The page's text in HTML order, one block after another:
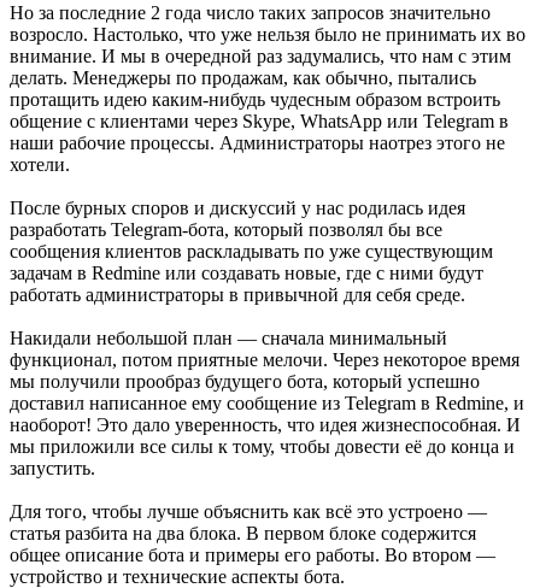
Но за последние 2 года число таких запросов значительно
возросло. Настолько, что уже нельзя было не принимать их во
внимание. И мы в очередной раз задумались, что нам с этим
делать. Менеджеры по продажам, как обычно, пытались
протащить идею каким-нибудь чудесным образом встроить
общение с клиентами через Skype, WhatsApp или Telegram в
наши рабочие процессы. Администраторы наотрез этого не
хотели.
После бурных споров и дискуссий у нас родилась идея
разработать Telegram-бота, который позволял бы все
сообщения клиентов раскладывать по уже существующим
задачам в Redmine или создавать новые, где с ними будут
работать администраторы в привычной для себя среде.
Накидали небольшой план — сначала минимальный
функционал, потом приятные мелочи. Через некоторое время
мы получили прообраз будущего бота, который успешно
доставил написанное ему сообщение из Telegram в Redmine, и
наоборот! Это дало уверенность, что идея жизнеспособная. И
мы приложили все силы к тому, чтобы довести её до конца и
запустить.
Для того, чтобы лучше объяснить как всё это устроено —
статья разбита на два блока. В первом блоке содержится
общее описание бота и примеры его работы. Во втором —
устройство и технические аспекты бота.